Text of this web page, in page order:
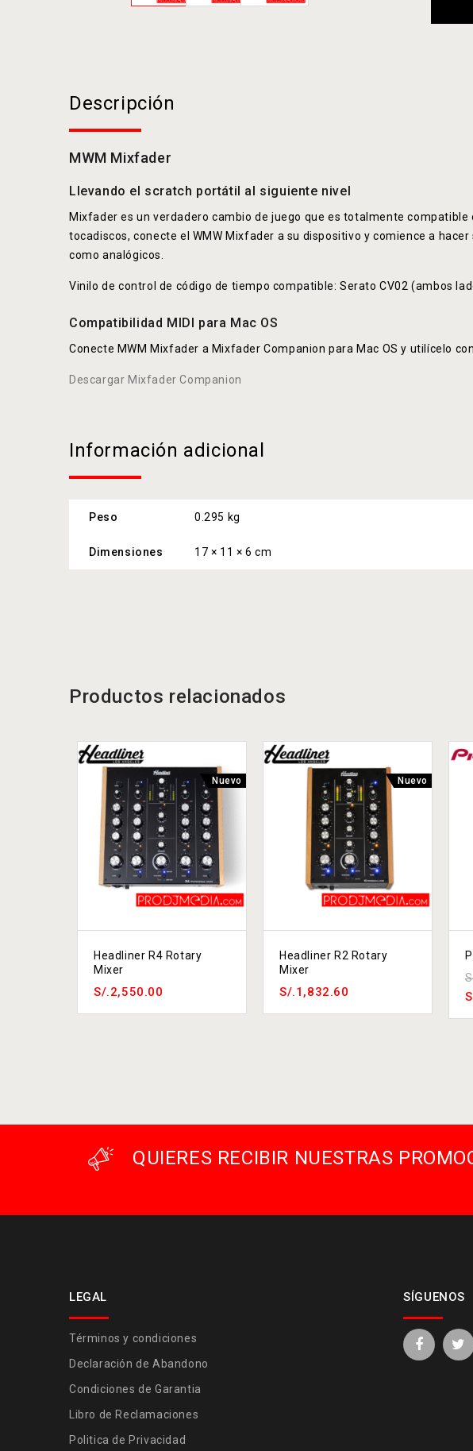
Descripción
MWM Mixfader
Llevando el scratch portátil al siguiente nivel
Mixfader es un verdadero cambio de juego que es totalmente
tocadiscos, conecte el WMW Mixfader a su dispositivo y comience a
como analógicos.
Vinilo de control de código de tiempo compatible: Serato CV02 (ambos
Compatibilidad MIDI para Mac OS
Conecte MWM Mixfader a Mixfader Companion para Mac OS y utilícelo
Descargar Mixfader Companion
Información adicional
Peso 0.295 kg
Dimensiones 17 × 11 × 6 cm
Productos relacionados
Nuevo
Headliner R4 Rotary
Mixer
S/.2,550.00
Nuevo
Headliner R2 Rotary
Mixer
S/.1,832.60
QUIERES RECIBIR NUESTRAS
LEGAL
Términos y condiciones
Declaración de Abandono
Condiciones de Garantia
Libro de Reclamaciones
Politica de Privacidad
SÍGUENOS